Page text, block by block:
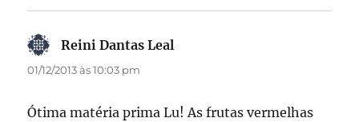
Reini Dantas Leal
01/12/2013 às 10:03 pm
Ótima matéria prima Lu! As frutas vermelhas